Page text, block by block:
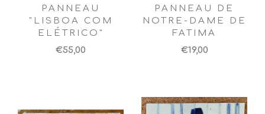
PANNEAU
"LISBOA COM
ELÉTRICO"
€55,00
PANNEAU DE
NOTRE-DAME DE
FATIMA
€19,00